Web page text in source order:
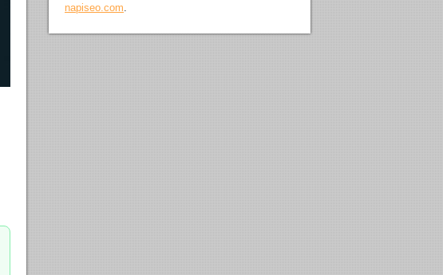
napiseo.com.